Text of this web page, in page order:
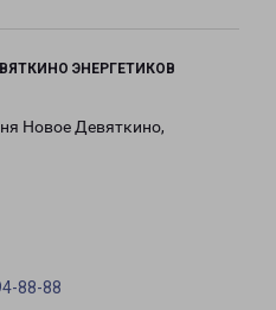
ЭНЕРГЕТИКОВ
Новое Девяткино,
88-88